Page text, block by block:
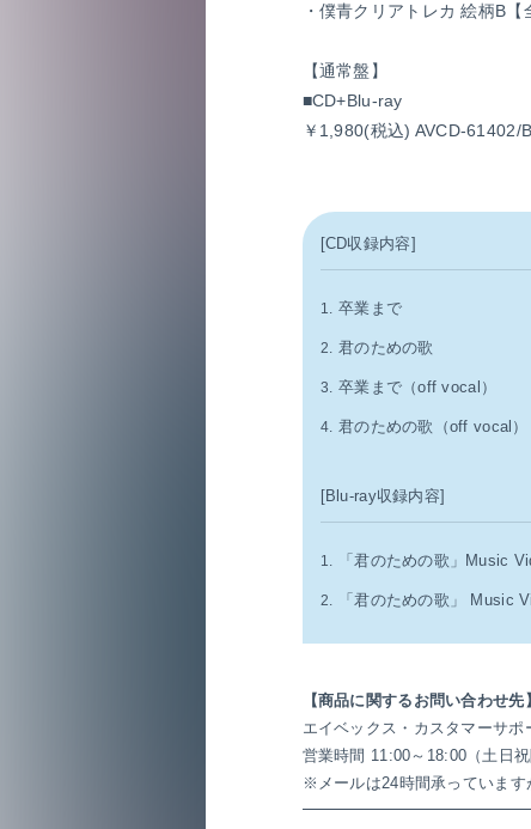
・僕青クリアトレカ 絵柄B
【通常盤】
■CD+Blu-ray
￥1,980(税込) AVCD-61402/B
[CD収録内容]
1. 卒業まで
2. 君のための歌
3. 卒業まで（off vocal）
4. 君のための歌（off vocal）
[Blu-ray収録内容]
1. 「君のための歌」Music
2. 「君のための歌」 Music
【商品に関するお問い合わせ先】
エイベックス・カスタマーサポ
営業時間 11:00～18:00（土日祝
※メールは24時間承っています